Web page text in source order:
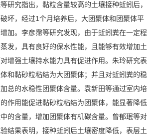
研究指出，黏粒含量较高的土壤接种蚯蚓后，
坏，经过1个月培养后，大团聚体和团聚体平
加。李彦霈等研究发现，由于蚯蚓粪在一定程
发，具有良好的保水性能，且能够有效增加土
增强土壤持水能力具有促进作用。朱玲研究表
和黏砂粒粘结为大团聚体；并且对蚯蚓粪的稳
总的水稳性团聚体含量。袁新田等通过室内培
作用能促进黏砂粒粘结为团聚体，能显著降低
的含量，增加团聚体有机碳含量。曾郁珉等对
结果表明，接种蚯蚓后土壤密度降低，表层土